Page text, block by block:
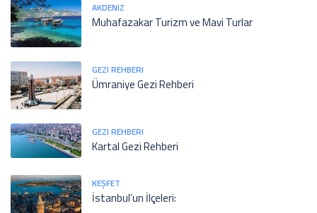
AKDENIZ
Muhafazakar Turizm ve Mavi Turlar
GEZI REHBERI
Ümraniye Gezi Rehberi
GEZI REHBERI
Kartal Gezi Rehberi
KEŞFET
İstanbul’un İlçeleri: